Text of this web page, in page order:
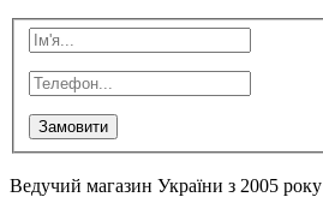
Замовити
Ведучий магазин України з 2005 року